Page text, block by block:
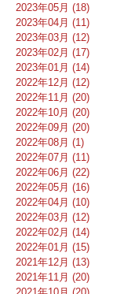
2023年05月 (18)
2023年04月 (11)
2023年03月 (12)
2023年02月 (17)
2023年01月 (14)
2022年12月 (12)
2022年11月 (20)
2022年10月 (20)
2022年09月 (20)
2022年08月 (1)
2022年07月 (11)
2022年06月 (22)
2022年05月 (16)
2022年04月 (10)
2022年03月 (12)
2022年02月 (14)
2022年01月 (15)
2021年12月 (13)
2021年11月 (20)